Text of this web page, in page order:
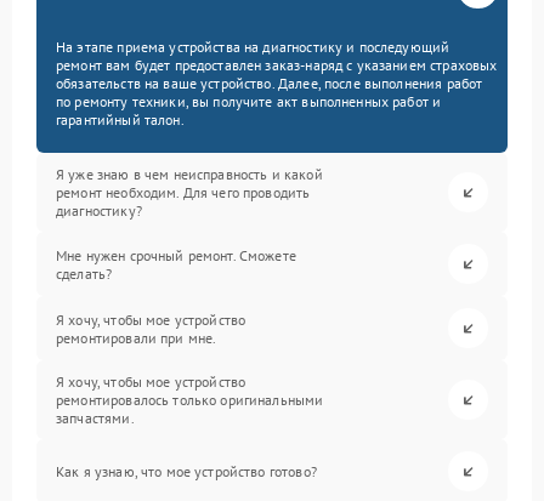
На этапе приема устройства на диагностику и последующий
ремонт вам будет предоставлен заказ-наряд с указанием страховых
обязательств на ваше устройство. Далее, после выполнения работ
по ремонту техники, вы получите акт выполненных работ и
гарантийный талон.
Я уже знаю в чем неисправность и какой
ремонт необходим. Для чего проводить
диагностику?
Мне нужен срочный ремонт. Сможете
сделать?
Я хочу, чтобы мое устройство
ремонтировали при мне.
Я хочу, чтобы мое устройство
ремонтировалось только оригинальными
запчастями.
Как я узнаю, что мое устройство готово?